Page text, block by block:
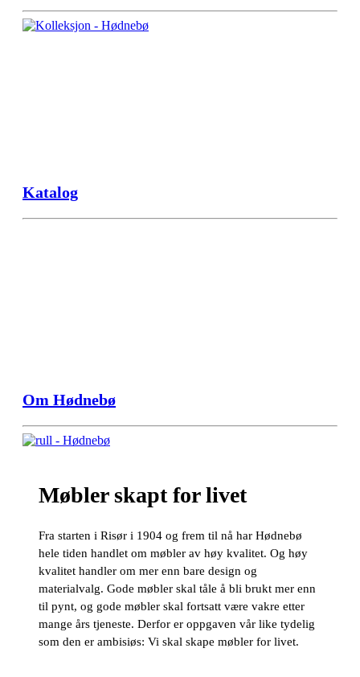
Katalog
Om Hødnebø
Møbler skapt for livet
Fra starten i Risør i 1904 og frem til nå har Hødnebø
hele tiden handlet om møbler av høy kvalitet. Og høy
kvalitet handler om mer enn bare design og
materialvalg. Gode møbler skal tåle å bli brukt mer enn
til pynt, og gode møbler skal fortsatt være vakre etter
mange års tjeneste. Derfor er oppgaven vår like tydelig
som den er ambisiøs: Vi skal skape møbler for livet.